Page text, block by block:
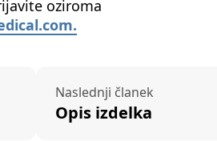
oziroma
Naslednji članek
Opis izdelka